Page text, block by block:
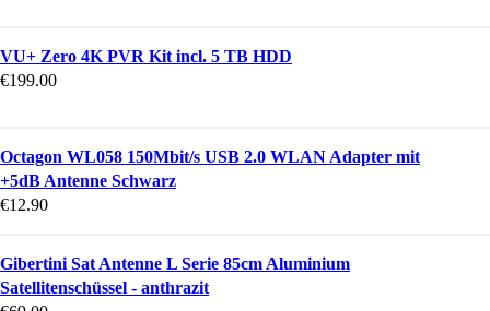
VU+ Zero 4K PVR Kit incl. 5 TB HDD
€199.00
Octagon WL058 150Mbit/s USB 2.0 WLAN Adapter mit
+5dB Antenne Schwarz
€12.90
Gibertini Sat Antenne L Serie 85cm Aluminium
Satellitenschüssel - anthrazit